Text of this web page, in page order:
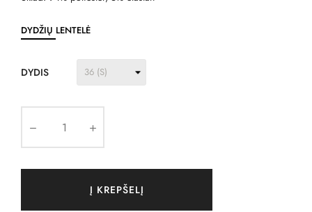
DYDŽIŲ LENTELĖ
DYDIS
Į KREPŠELĮ